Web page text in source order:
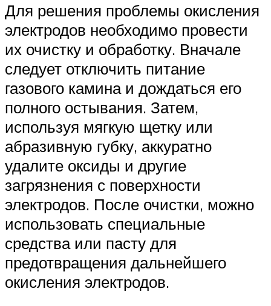
Для решения проблемы окисления
электродов необходимо провести
их очистку и обработку. Вначале
следует отключить питание
газового камина и дождаться его
полного остывания. Затем,
используя мягкую щетку или
абразивную губку, аккуратно
удалите оксиды и другие
загрязнения с поверхности
электродов. После очистки, можно
использовать специальные
средства или пасту для
предотвращения дальнейшего
окисления электродов.